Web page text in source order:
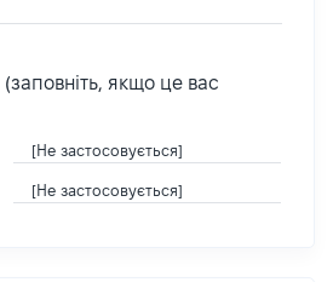
якщо це вас
[Не застосовується]
[Не застосовується]